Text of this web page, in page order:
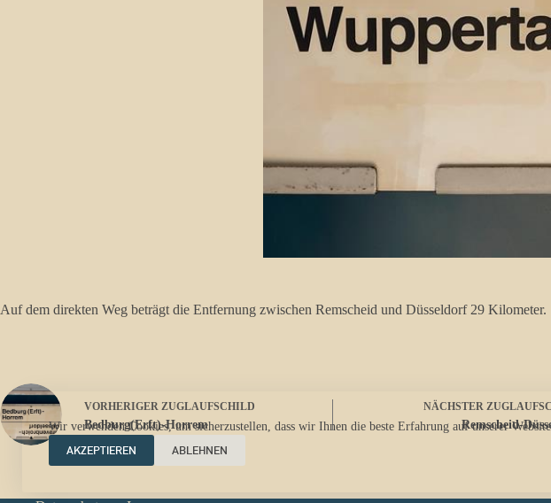
Wir verwenden Cookies, um sicherzustellen, dass wir Ihnen die beste Erfahrung auf unserer
AKZEPTIEREN
ABLEHNEN
Auf dem direkten Weg beträgt die Entfernung zwischen Remscheid und Düsseldorf 29 Kilometer.
VORHERIGER ZUGLAUFSCHILD
Bedburg(Erft)-Horrem
NÄCHSTER
Remscheid-